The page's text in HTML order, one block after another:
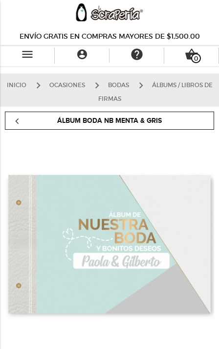
ENVÍO GRATIS EN COMPRAS MAYORES DE $1,500.00
menu  help 0
shopping_basket
INICIO OCASIONES BODAS
ÁLBUMS / LIBROS DE
FIRMAS
ÁLBUM BODA NB MENTA & GRIS